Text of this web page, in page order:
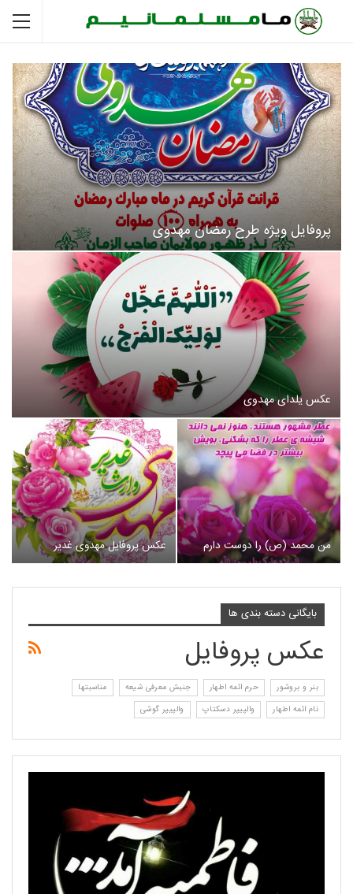
پروفایل ویژه طرح رمضان مهدوی
عکس یلدای مهدوی
من محمد (ص) را دوست دارم عکس پروفایل مهدوی غدیر
بایگانی دسته بندی ها
عکس پروفایل
بنر و بروشور حرم ائمه اطهار جنبش معرفی شیعه
مناسبتها
نام ائمه اطهار
والپیپر دسکتاپ والپیپر گوشی